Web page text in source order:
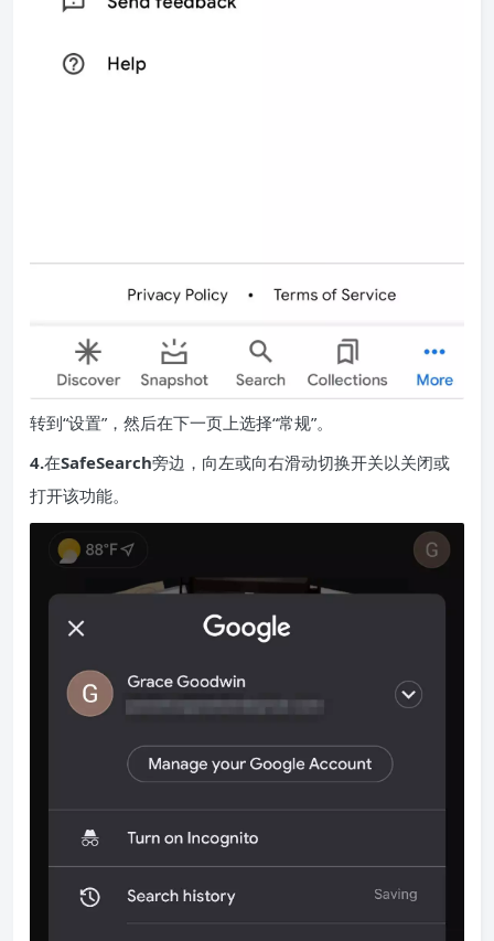
转到“设置”，然后在下一页上选择“常规”。
4.在SafeSearch旁边，向左或向右滑动切换开关以关闭或
打开该功能。